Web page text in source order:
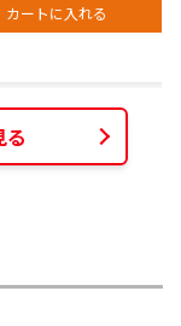
カートに入れる
る